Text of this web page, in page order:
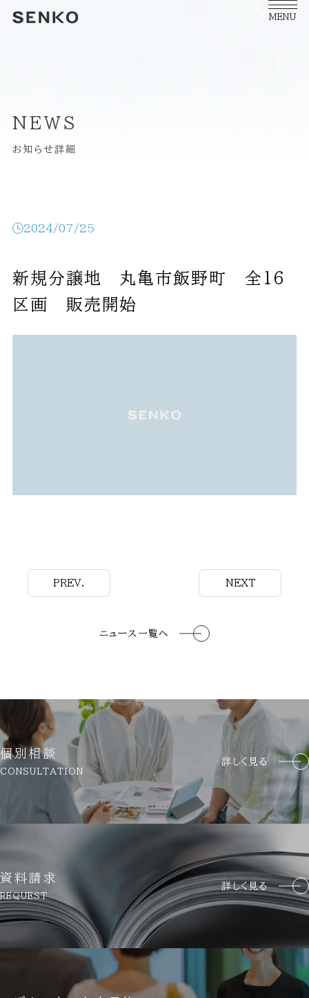
MENU
NEWS
お知らせ詳細
2024/07/25
新規分譲地 丸亀市飯野町 全16
区画 販売開始
PREV. NEXT
ニュース一覧へ
個別相談
CONSULTATION
詳しく見る
資料請求
REQUEST
詳しく見る